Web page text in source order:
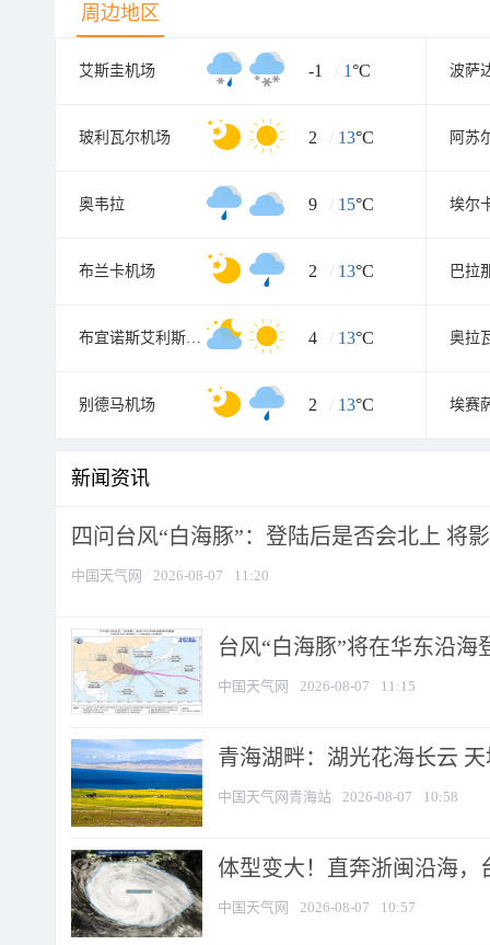
周边地区
艾斯圭机场 -1 / 1°C 波萨
玻利瓦尔机场 2 / 13°C 阿苏
奥韦拉 9 / 15°C 埃尔
布兰卡机场 2 / 13°C 巴拉
布宜诺斯艾利斯天文台 4 / 13°C 奥拉
别德马机场 2 / 13°C 埃赛
新闻资讯
四问台风“白海豚”：登陆后是否会北上 将
中国天气网 2026-08-07 11:20
台风“白海豚”将在华东沿
中国天气网 2026-08-07 11:15
青海湖畔：湖光花海长云
中国天气网青海站 2026-08-07 10:58
体型变大！直奔浙闽沿海，
中国天气网 2026-08-07 10:57